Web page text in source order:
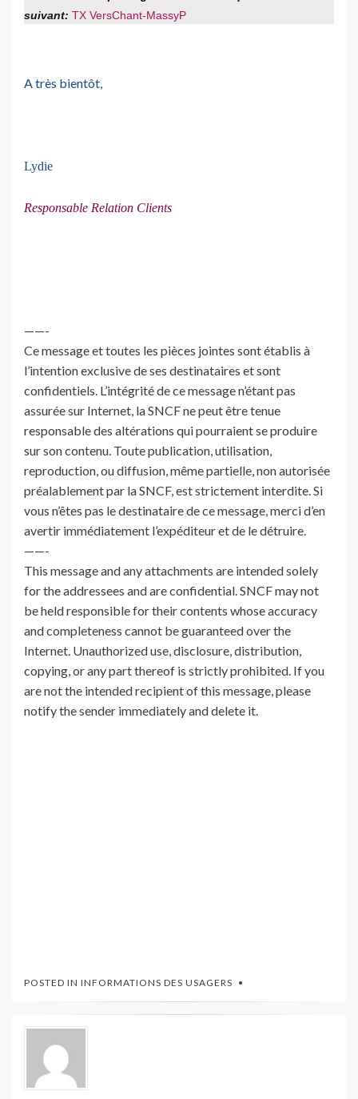
suivant: TX VersChant-MassyP
A très bientôt,
Lydie
Responsable Relation Clients
——-
Ce message et toutes les pièces jointes sont établis à
l’intention exclusive de ses destinataires et sont
confidentiels. L’intégrité de ce message n’étant pas
assurée sur Internet, la SNCF ne peut être tenue
responsable des altérations qui pourraient se produire
sur son contenu. Toute publication, utilisation,
reproduction, ou diffusion, même partielle, non autorisée
préalablement par la SNCF, est strictement interdite. Si
vous n’êtes pas le destinataire de ce message, merci d’en
avertir immédiatement l’expéditeur et de le détruire.
——-
This message and any attachments are intended solely
for the addressees and are confidential. SNCF may not
be held responsible for their contents whose accuracy
and completeness cannot be guaranteed over the
Internet. Unauthorized use, disclosure, distribution,
copying, or any part thereof is strictly prohibited. If you
are not the intended recipient of this message, please
notify the sender immediately and delete it.
POSTED IN INFORMATIONS DES USAGERS